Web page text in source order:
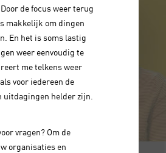
de focus weer terug
makkelijk om dingen
En het is soms lastig
weer eenvoudig te
me telkens weer
voor iedereen de
uitdagingen helder zijn.
vragen? Om de
organisaties en